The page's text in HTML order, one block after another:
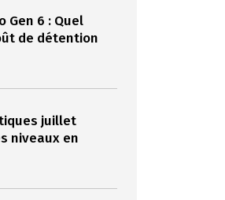
Gen 6 : Quel
de détention
juillet
niveaux en